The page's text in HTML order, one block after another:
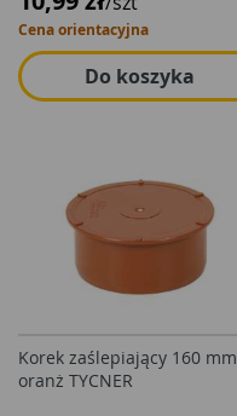
Cena orientacyjna
Do koszyka
Korek zaślepiający 160 mm
oranż TYCNER